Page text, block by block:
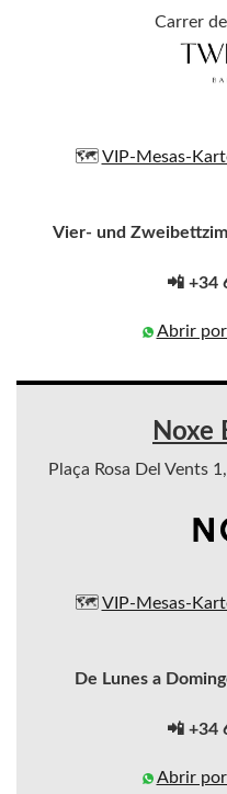
Carrer
🗺️ VIP-Mesas-
Vier- und
📲 +34
Abrir
Noxe
Plaça Rosa Del Vents
🗺️ VIP-Mesas-
De Lunes a
📲 +34
Abrir